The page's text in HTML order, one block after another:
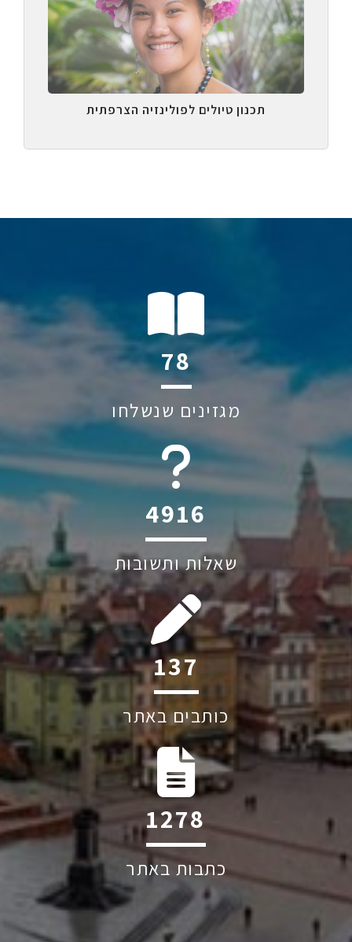
תכנון טיולים לפולינזיה הצרפתית
122
מגזינים שנשלחו
6045
שאלות ותשובות
213
כותבים באתר
1982
כתבות באתר